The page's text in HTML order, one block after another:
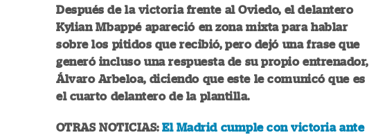
Después de la victoria frente al Oviedo, el delantero
Kylian Mbappé apareció en zona mixta para hablar
sobre los pitidos que recibió, pero dejó una frase que
generó incluso una respuesta de su propio entrenador,
Álvaro Arbeloa, diciendo que este le comunicó que es
el cuarto delantero de la plantilla.
OTRAS NOTICIAS:El Madrid cumple con victoria ante